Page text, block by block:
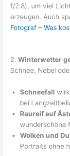
f/2.8), um viel
erzeugen. Auch
Fotograf – Was
2.Winterwetter
Schnee, Nebel
Schneefall
bei
Raureif auf
wunderschöne
Wolken und
Portraits ohne